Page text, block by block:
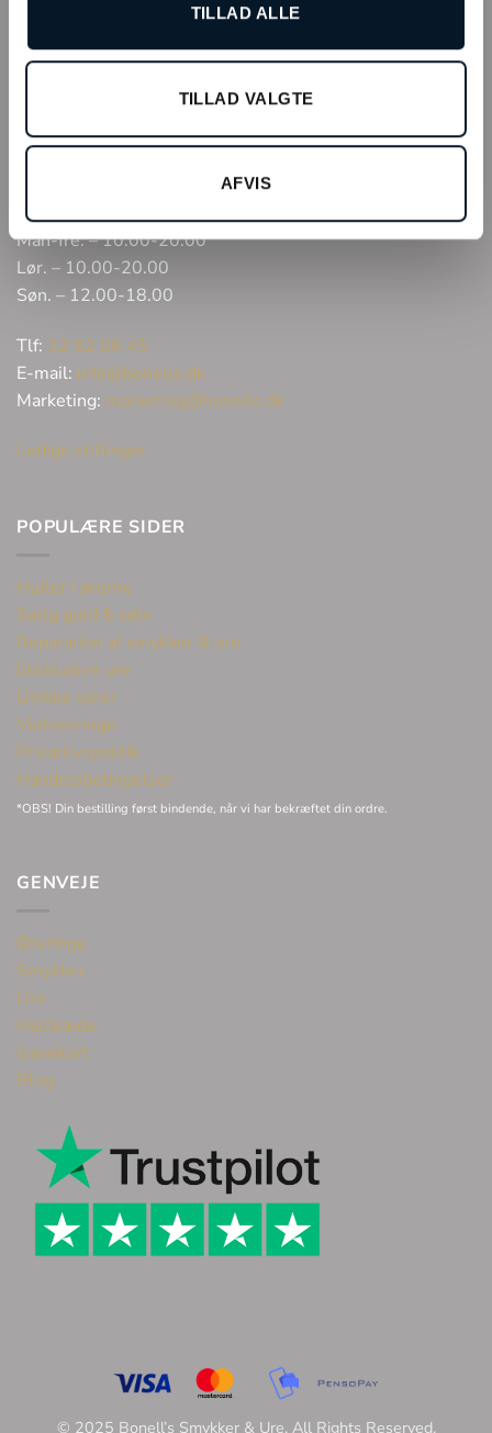
TILLAD ALLE
TILLAD VALGTE
AFVIS
ÅBNINGSTIDER & KONTAKT
Man-fre. – 10.00-20.00
Lør. – 10.00-20.00
Søn. – 12.00-18.00
Tlf: 32 62 06 45
E-mail: info@bonells.dk
Marketing: marketing@bonells.dk
Ledige stillinger
POPULÆRE SIDER
Huller i ørerne
Sælg guld & sølv
Reparation af smykker & ure
Eksklusive ure
Unikke varer
Vielsesringe
Privatlivspolitik
Handelsbetingelser
*OBS! Din bestilling først bindende, når vi har bekræftet din ordre.
GENVEJE
Øreringe
Smykker
Ure
Halskæde
Gavekort
Blog
© 2025 Bonell’s Smykker & Ure. All Rights Reserved.